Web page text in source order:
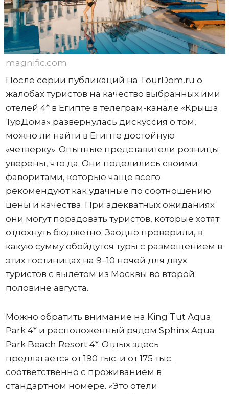
magnific.com
После серии публикаций на TourDom.ru о
жалобах туристов на качество выбранных ими
отелей 4* в Египте в телеграм-канале «Крыша
ТурДома» развернулась дискуссия о том,
можно ли найти в Египте достойную
«четверку». Опытные представители розницы
уверены, что да. Они поделились своими
фаворитами, которые чаще всего
рекомендуют как удачные по соотношению
цены и качества. При адекватных ожиданиях
они могут порадовать туристов, которые хотят
отдохнуть бюджетно. Заодно проверили, в
какую сумму обойдутся туры с размещением в
этих гостиницах на 9–10 ночей для двух
туристов с вылетом из Москвы во второй
половине августа.
Можно обратить внимание на King Tut Aqua
Park 4* и расположенный рядом Sphinx Aqua
Park Beach Resort 4*. Отдых здесь
предлагается от 190 тыс. и от 175 тыс.
соответственно с проживанием в
стандартном номере. «Это отели